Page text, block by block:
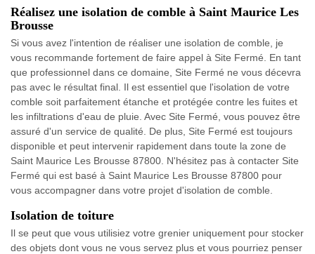
Réalisez une isolation de comble à Saint Maurice Les
Brousse
Si vous avez l'intention de réaliser une isolation de comble, je
vous recommande fortement de faire appel à Site Fermé. En tant
que professionnel dans ce domaine, Site Fermé ne vous décevra
pas avec le résultat final. Il est essentiel que l'isolation de votre
comble soit parfaitement étanche et protégée contre les fuites et
les infiltrations d'eau de pluie. Avec Site Fermé, vous pouvez être
assuré d'un service de qualité. De plus, Site Fermé est toujours
disponible et peut intervenir rapidement dans toute la zone de
Saint Maurice Les Brousse 87800. N'hésitez pas à contacter Site
Fermé qui est basé à Saint Maurice Les Brousse 87800 pour
vous accompagner dans votre projet d'isolation de comble.
Isolation de toiture
Il se peut que vous utilisiez votre grenier uniquement pour stocker
des objets dont vous ne vous servez plus et vous pourriez penser